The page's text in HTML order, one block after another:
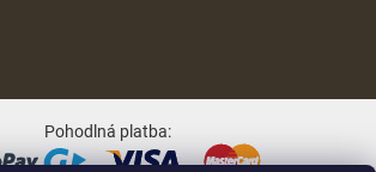
Pohodlná platba: